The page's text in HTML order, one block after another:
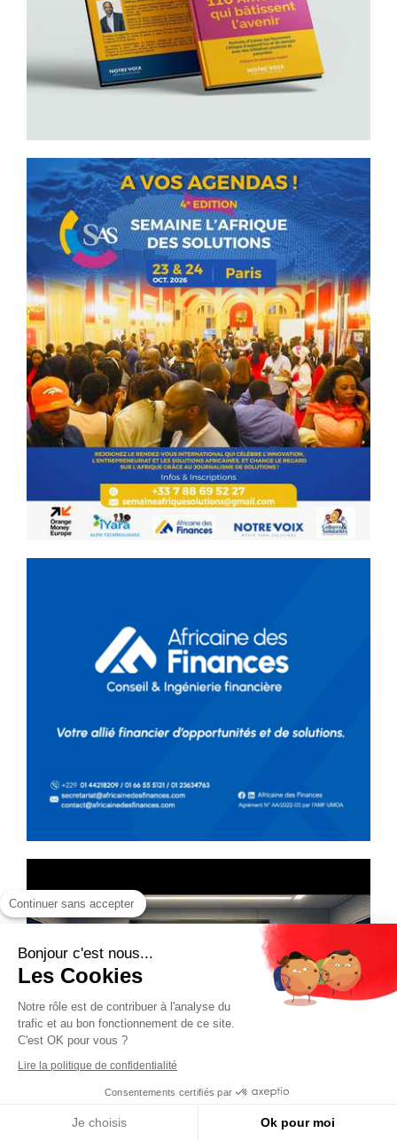
Continuer sans accepter
Bonjour c'est nous...
Les Cookies
Notre rôle est de contribuer à l'analyse du
trafic et au bon fonctionnement de ce site.
C'est OK pour vous ?
Lire la politique de confidentialité
Consentements certifiés par
Je choisis Ok pour moi